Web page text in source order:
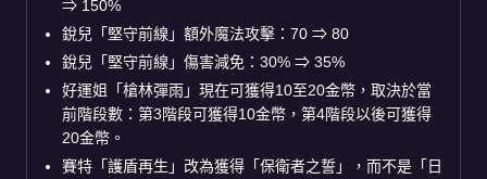
⇒ 150%
銳兒「堅守前線」額外魔法攻擊：70 ⇒ 80
銳兒「堅守前線」傷害減免：30% ⇒ 35%
好運姐「槍林彈雨」現在可獲得10至20金幣，取決於當
前階段數：第3階段可獲得10金幣，第4階段以後可獲得
20金幣。
賽特「護盾再生」改為獲得「保衛者之誓」，而不是「日